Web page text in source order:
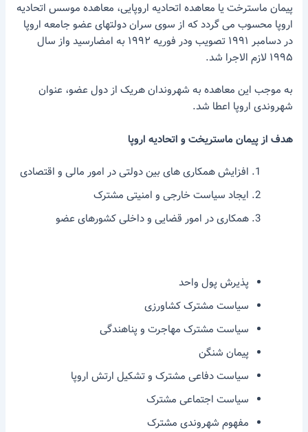
پیمان ماسترخت یا معاهده اتحادیه اروپایی، معاهده موسس اتحادیه
اروپا محسوب می گردد که از سوی سران دولتهای عضو جامعه اروپا
در دسامبر ۱۹۹۱ تصویب ودر فوریه ۱۹۹۲ به امضارسید واز سال
۱۹۹۵ لازم الاجرا شد.
به موجب این معاهده به شهروندان هریک از دول عضو، عنوان
شهروندی اروپا اعطا شد.
هدف از پیمان ماستریخت و اتحادیه اروپا
افزایش همکاری های بین دولتی در امور مالی و اقتصادی
ایجاد سیاست خارجی و امنیتی مشترک
همکاری در امور قضایی و داخلی کشورهای عضو
پذیرش پول واحد
سیاست مشترک کشاورزی
سیاست مشترک مهاجرت و پناهندگی
پیمان شنگن
سیاست دفاعی مشترک و تشکیل ارتش اروپا
سیاست اجتماعی مشترک
مفهوم شهروندی مشترک